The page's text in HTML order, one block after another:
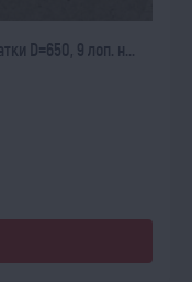
D=650, 9 лоп. н...